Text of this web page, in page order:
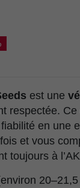
est une
respectée.
en une
et vous
toujours à
20–21,5